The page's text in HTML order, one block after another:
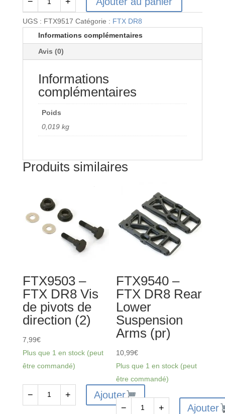
quantité
de
FTX9517
Renfort
avant
UGS : FTX9517 Catégorie : FTX DR8
Informations complémentaires
Avis (0)
Informations
complémentaires
Poids
0,019 kg
Produits similaires
FTX9503 –
FTX DR8 Vis
de pivots de
direction (2)
7,99€
Plus que 1 en stock (peut
être commandé)
− + Ajouter
FTX9540 –
FTX DR8 Rear
Lower
Suspension
Arms (pr)
10,99€
Plus que 1 en stock (peut
être commandé)
− + Ajouter